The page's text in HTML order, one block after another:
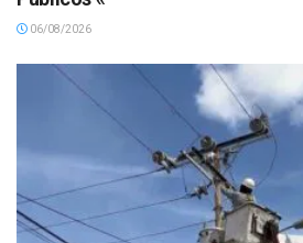
06/08/2026